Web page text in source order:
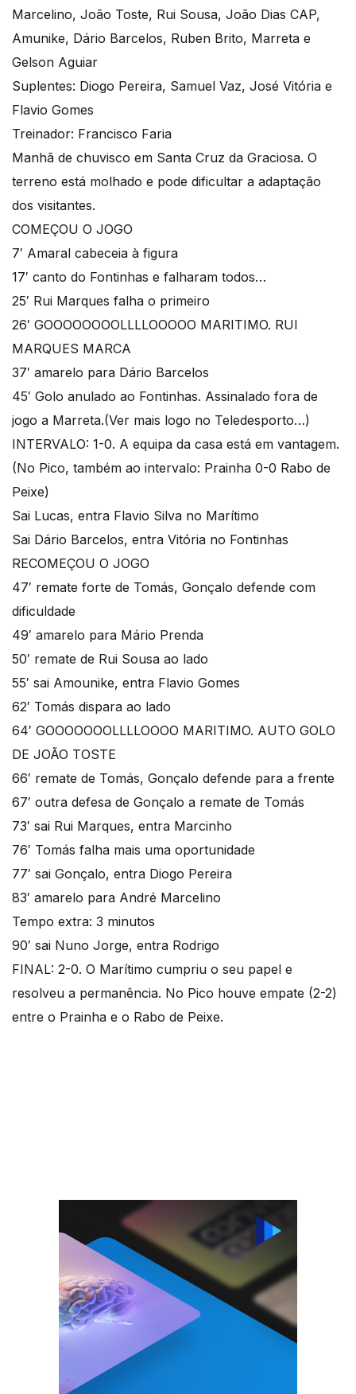
Marcelino, João Toste, Rui Sousa, João Dias CAP,
Amunike, Dário Barcelos, Ruben Brito, Marreta e
Gelson Aguiar
Suplentes: Diogo Pereira, Samuel Vaz, José Vitória e
Flavio Gomes
Treinador: Francisco Faria
Manhã de chuvisco em Santa Cruz da Graciosa. O
terreno está molhado e pode dificultar a adaptação
dos visitantes.
COMEÇOU O JOGO
7′ Amaral cabeceia à figura
17′ canto do Fontinhas e falharam todos…
25′ Rui Marques falha o primeiro
26′ GOOOOOOOOLLLLOOOOO MARITIMO. RUI
MARQUES MARCA
37′ amarelo para Dário Barcelos
45′ Golo anulado ao Fontinhas. Assinalado fora de
jogo a Marreta.(Ver mais logo no Teledesporto…)
INTERVALO: 1-0. A equipa da casa está em vantagem.
(No Pico, também ao intervalo: Prainha 0-0 Rabo de
Peixe)
Sai Lucas, entra Flavio Silva no Marítimo
Sai Dário Barcelos, entra Vitória no Fontinhas
RECOMEÇOU O JOGO
47′ remate forte de Tomás, Gonçalo defende com
dificuldade
49′ amarelo para Mário Prenda
50′ remate de Rui Sousa ao lado
55′ sai Amounike, entra Flavio Gomes
62′ Tomás dispara ao lado
64′ GOOOOOOOLLLLOOOO MARITIMO. AUTO GOLO
DE JOÃO TOSTE
66′ remate de Tomás, Gonçalo defende para a frente
67′ outra defesa de Gonçalo a remate de Tomás
73′ sai Rui Marques, entra Marcinho
76′ Tomás falha mais uma oportunidade
77′ sai Gonçalo, entra Diogo Pereira
83′ amarelo para André Marcelino
Tempo extra: 3 minutos
90′ sai Nuno Jorge, entra Rodrigo
FINAL: 2-0. O Marítimo cumpriu o seu papel e
resolveu a permanência. No Pico houve empate (2-2)
entre o Prainha e o Rabo de Peixe.